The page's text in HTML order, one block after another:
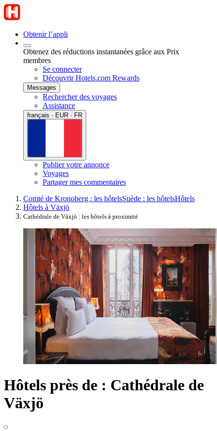
Obtenir l’appli
Obtenez des réductions instantanées grâce aux Prix
membres
Se connecter
Découvrir Hotels.com Rewards
Messages
Rechercher des voyages
Assistance
français · EUR · FR
Publier votre annonce
Voyages
Partager mes commentaires
Comté de Kronoberg : les hôtelsSuède : les hôtelsHôtels
Hôtels à Växjö
Cathédrale de Växjö : les hôtels à proximité
Hôtels près de : Cathédrale de
Växjö